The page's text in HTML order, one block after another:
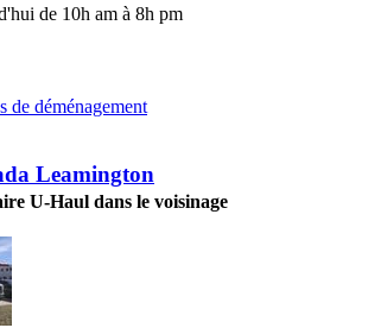
de 10h am à 8h pm
de déménagement
Leamington
U-Haul dans le voisinage